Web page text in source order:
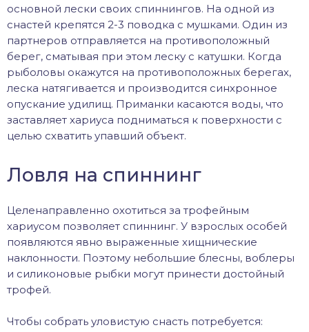
основной лески своих спиннингов. На одной из
снастей крепятся 2-3 поводка с мушками. Один из
партнеров отправляется на противоположный
берег, сматывая при этом леску с катушки. Когда
рыболовы окажутся на противоположных берегах,
леска натягивается и производится синхронное
опускание удилищ. Приманки касаются воды, что
заставляет хариуса подниматься к поверхности с
целью схватить упавший объект.
Ловля на спиннинг
Целенаправленно охотиться за трофейным
хариусом позволяет спиннинг. У взрослых особей
появляются явно выраженные хищнические
наклонности. Поэтому небольшие блесны, воблеры
и силиконовые рыбки могут принести достойный
трофей.
Чтобы собрать уловистую снасть потребуется: